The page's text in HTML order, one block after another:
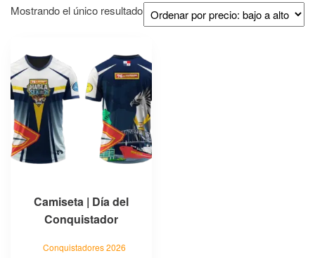
Mostrando el único resultado
Camiseta | Día del
Conquistador
Conquistadores 2026
producto
tiene
múltiples
variantes.
Las
opciones
se